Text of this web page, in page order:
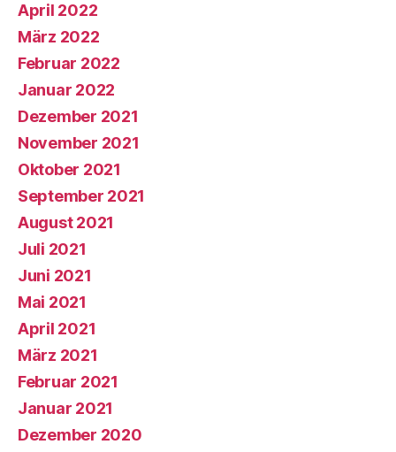
April 2022
März 2022
Februar 2022
Januar 2022
Dezember 2021
November 2021
Oktober 2021
September 2021
August 2021
Juli 2021
Juni 2021
Mai 2021
April 2021
März 2021
Februar 2021
Januar 2021
Dezember 2020